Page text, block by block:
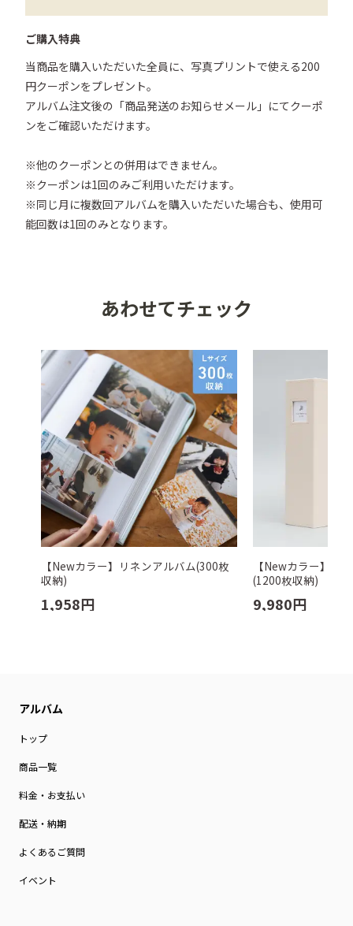
ご購入特典
当商品を購入いただいた全員に、写真プリントで使える200
円クーポンをプレゼント。
アルバム注文後の「商品発送のお知らせメール」にてクーポ
ンをご確認いただけます。
※他のクーポンとの併用はできません。
※クーポンは1回のみご利用いただけます。
※同じ月に複数回アルバムを購入いただいた場合も、使用可
能回数は1回のみとなります。
あわせてチェック
【Newカラー】リネンアルバム(300枚
収納)
1,958円
【Newカラー】た
(1200枚収納)
9,980円
トップ
商品一覧
料金・お支払い
配送・納期
よくあるご質問
イベント